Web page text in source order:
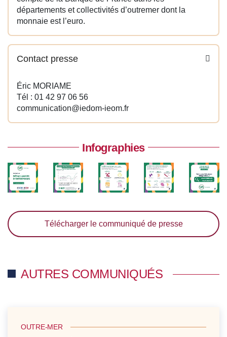
départements et collectivités d’outremer dont la
monnaie est l’euro.
Contact presse
Éric MORIAME
Tél : 01 42 97 06 56
communication@iedom-ieom.fr
Infographies
Télécharger le communiqué de presse
AUTRES COMMUNIQUÉS
OUTRE-MER